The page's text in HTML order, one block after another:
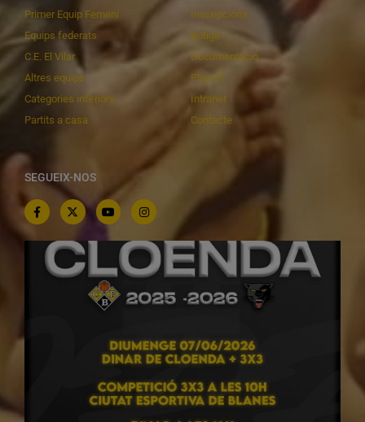
Primer Equip Femení
Equips federats
C.E. El Vilar
Altres equips
Categories inferiors
Partits a casa
Inscripcions
Botiga
Documentació
Playoff
Intranet
Contacte
SEGUEIX-NOS